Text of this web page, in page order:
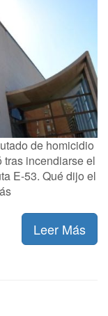
de homicidio
incendiarse el
E-53. Qué dijo el
Leer Más